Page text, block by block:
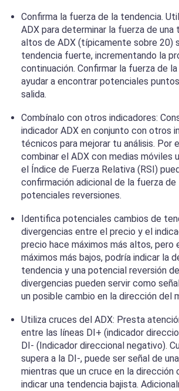
Confirma la fuerza de la tendencia.
ADX para determinar la fuerza de una
altos de ADX (típicamente sobre 20)
tendencia fuerte, incrementando la
continuación. Confirmar la fuerza de
ayudar a encontrar potenciales
salida.
Combínalo con otros indicadores:
indicador ADX en conjunto con otros
técnicos para mejorar tu análisis. Por
combinar el ADX con medias móviles
el Índice de Fuerza Relativa (RSI)
confirmación adicional de la fuerza
potenciales reversiones.
Identifica potenciales cambios de
divergencias entre el precio y el
precio hace máximos más altos, pero
máximos más bajos, podría indicar la
tendencia y una potencial reversión
divergencias pueden servir como
un posible cambio en la dirección del
Utiliza cruces del ADX: Presta
entre las líneas DI+ (indicador
DI- (Indicador direccional negativo).
supera a la DI-, puede ser señal de
mientras que un cruce en la dirección
indicar una tendencia bajista.